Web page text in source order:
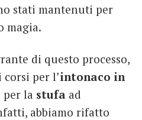
stati mantenuti per
magia.
di questo processo,
per l’intonaco in
per la stufa ad
abbiamo rifatto